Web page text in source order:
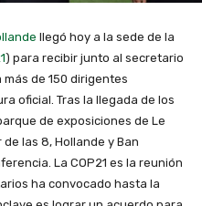
llegó hoy a la sede de la
) para recibir junto al secretario
más de 150 dirigentes
oficial. Tras la llegada de los
de exposiciones de Le
de las 8, Hollande y Ban
La COP21 es la reunión
ha convocado hasta la